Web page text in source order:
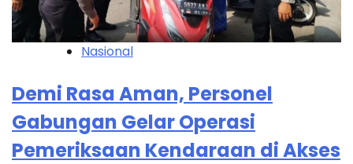
Nasional
Demi Rasa Aman, Personel
Gabungan Gelar Operasi
Pemeriksaan Kendaraan di Akses